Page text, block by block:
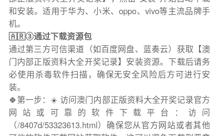
和安装。适用于华为、小米、oppo、vivo等主流品牌手
机。
🇦🇷③通过下载资源包
通过第三方可信渠道（如百度网盘、蓝奏云）获取【澳
门内部正版资料大全开奖记录】安装资源。下载后请务
必使用杀毒软件扫描，确保无安全风险后方可进行安
装。
🍀第一步：☀️ 访问澳门内部正版资料大全开奖记录官方
网站或可靠的软件下载平台：访问
（/8407d/53323613.html）确保您从官方网站或者其他